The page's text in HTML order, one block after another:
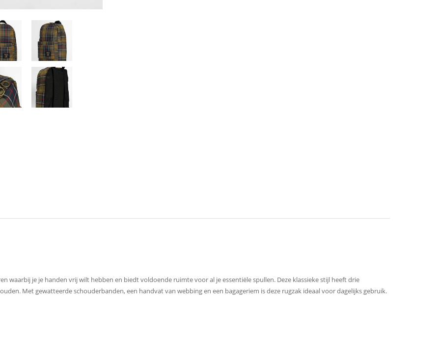
waarbij je je handen vrij wilt hebben en biedt voldoende ruimte voor al je essentiële spullen. Deze klassieke stijl heeft drie
Met gewatteerde schouderbanden, een handvat van webbing en een bagageriem is deze rugzak ideaal voor dagelijks gebruik.